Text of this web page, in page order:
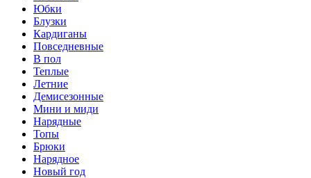
Юбки
Блузки
Кардиганы
Повседневные
В пол
Теплые
Летние
Демисезонные
Мини и миди
Нарядные
Топы
Брюки
Нарядное
Новый год